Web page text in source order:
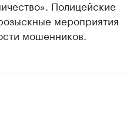
Полицейские
мероприятия
мошенников.